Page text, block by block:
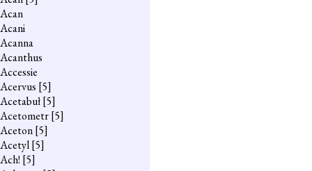
Acan
Acani
Acanna
Acanthus
Accessie
Acervus [5]
Acetabuł[5]
Acetometr[5]
Aceton[5]
Acetyl[5]
Ach! [5]